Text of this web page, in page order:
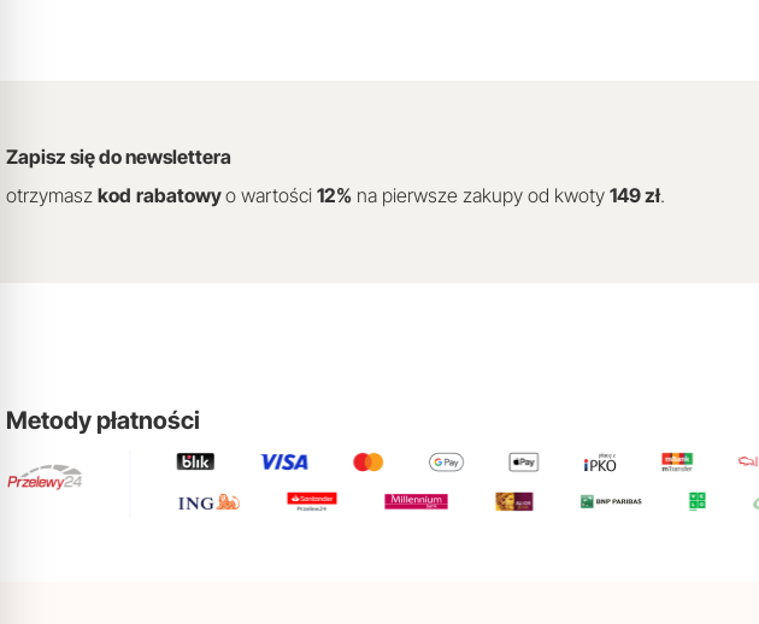
Zapisz się do newslettera
otrzymasz kod rabatowyo wartości 12% na pierwsze zakupy od kwoty 149 zł.
Metody płatności